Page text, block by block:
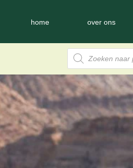
home over ons